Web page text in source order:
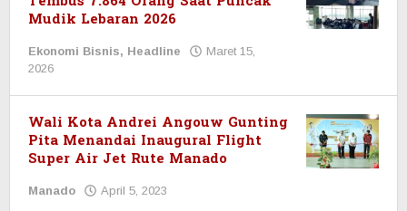
Mudik Lebaran 2026
Ekonomi Bisnis, Headline
Maret 15,
2026
Wali Kota Andrei Angouw Gunting
Pita Menandai Inaugural Flight
Super Air Jet Rute Manado
Manado April 5, 2023